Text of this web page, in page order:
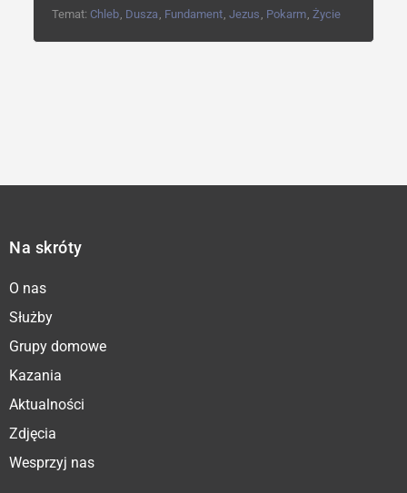
Temat: Chleb Dusza Fundament ,Jezus Pokarm ,Życie
Na skróty
O nas
Służby
Grupy domowe
Kazania
Aktualności
Zdjęcia
Wesprzyj nas